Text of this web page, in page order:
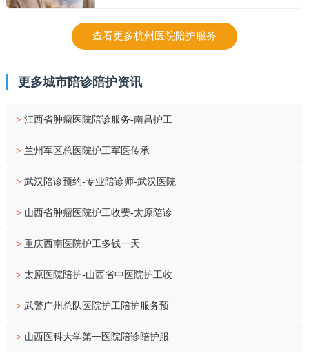
查看更多杭州医院陪护服务
更多城市陪诊陪护资讯
> 江西省肿瘤医院陪诊服务-南昌护工
> 兰州军区总医院护工军医传承
> 武汉陪诊预约-专业陪诊师-武汉医院
> 山西省肿瘤医院护工收费-太原陪诊
> 重庆西南医院护工多钱一天
> 太原医院陪护-山西省中医院护工收
> 武警广州总队医院护工陪护服务预
> 山西医科大学第一医院陪诊陪护服